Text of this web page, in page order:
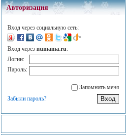
Авторизация
Вход через социальную сеть:
Вход через numama.ru:
Логин:
Пароль:
Запомнить меня
Забыли пароль?